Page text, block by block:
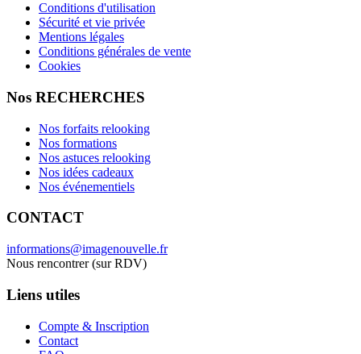
Conditions d'utilisation
Sécurité et vie privée
Mentions légales
Conditions générales de vente
Cookies
Nos RECHERCHES
Nos forfaits relooking
Nos formations
Nos astuces relooking
Nos idées cadeaux
Nos événementiels
CONTACT
informations@imagenouvelle.fr
Nous rencontrer (sur RDV)
Liens utiles
Compte & Inscription
Contact